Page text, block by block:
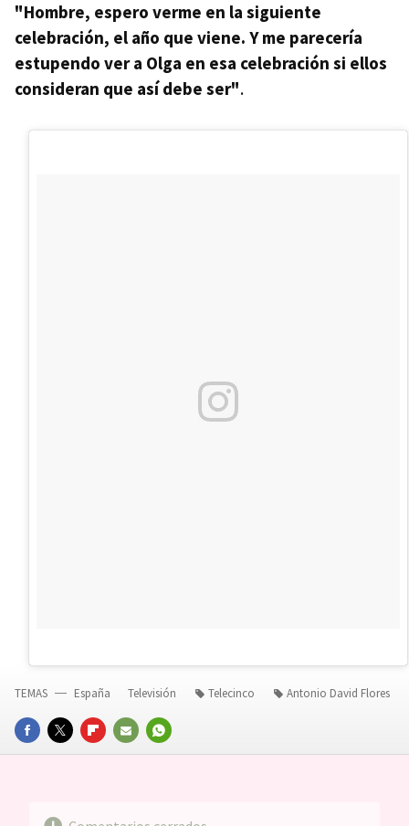
"Hombre, espero verme en la siguiente
celebración, el año que viene. Y me parecería
estupendo ver a Olga en esa celebración si ellos
consideran que así debe ser".
FACEBOOKTWITTERFLIPBOARD
E-
WHATSAPP
TEMAS España Televisión Telecinco Antonio David Flores